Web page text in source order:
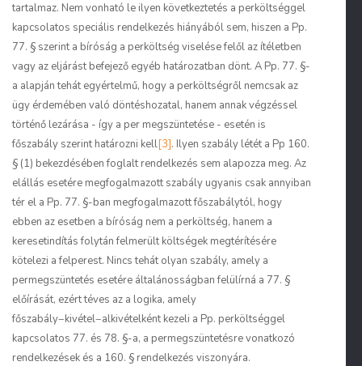
tartalmaz. Nem vonható le ilyen következtetés a perköltséggel
kapcsolatos speciális rendelkezés hiányából sem, hiszen a Pp.
77. § szerint a bíróság a perköltség viselése felől az ítéletben
vagy az eljárást befejező egyéb határozatban dönt. A Pp. 77. §-
a alapján tehát egyértelmű, hogy a perköltségről nemcsak az
ügy érdemében való döntéshozatal, hanem annak végzéssel
történő lezárása - így a per megszüntetése - esetén is
főszabály szerint határozni kell[3]. Ilyen szabály létét a Pp 160.
§ (1) bekezdésében foglalt rendelkezés sem alapozza meg. Az
elállás esetére megfogalmazott szabály ugyanis csak annyiban
tér el a Pp. 77. §-ban megfogalmazott főszabálytól, hogy
ebben az esetben a bíróság nem a perköltség, hanem a
keresetindítás folytán felmerült költségek megtérítésére
kötelezi a felperest. Nincs tehát olyan szabály, amely a
permegszüntetés esetére általánosságban felülírná a 77. §
előírását, ezért téves az a logika, amely
főszabály−kivétel−alkivételként kezeli a Pp. perköltséggel
kapcsolatos 77. és 78. §-a, a permegszüntetésre vonatkozó
rendelkezések és a 160. § rendelkezés viszonyára.